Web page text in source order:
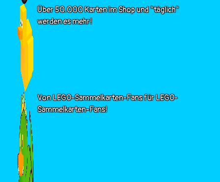
Über 50.000 Karten im Shop und "täglich"
werden es mehr!
Von LEGO-Sammelkarten-Fans für LEGO-
Sammelkarten-Fans!